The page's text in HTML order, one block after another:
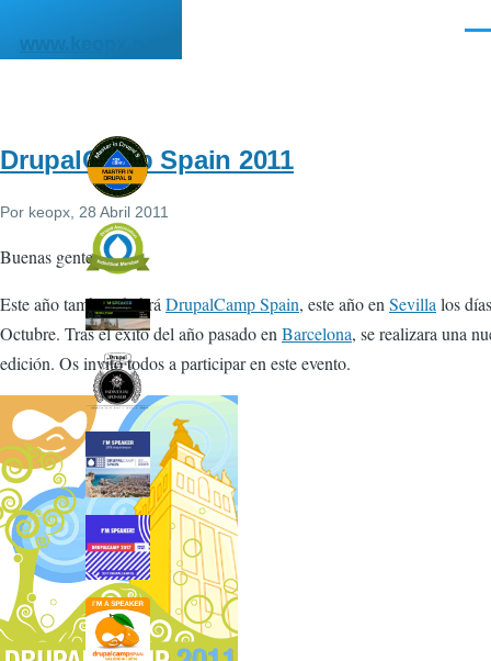
www.keopx.net
DrupalCamp Spain 2011
Por keopx , 28 Abril 2011
Buenas gente.
Este año también habrá DrupalCamp Spain, este año en Sevilla los
Octubre. Tras el éxito del año pasado en Barcelona, se realizara una
edición. Os invito todos a participar en este evento.